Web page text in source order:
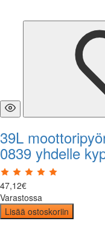
39L
0839 yhdelle
47,12€
Varastossa
Lisää ostoskoriin